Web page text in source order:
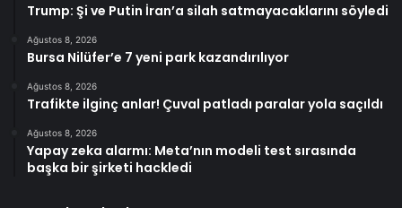
Trump: Şi ve Putin İran’a silah satmayacaklarını söyledi
Ağustos 8, 2026
Bursa Nilüfer’e 7 yeni park kazandırılıyor
Ağustos 8, 2026
Trafikte ilginç anlar! Çuval patladı paralar yola saçıldı
Ağustos 8, 2026
Yapay zeka alarmı: Meta’nın modeli test sırasında
başka bir şirketi hackledi